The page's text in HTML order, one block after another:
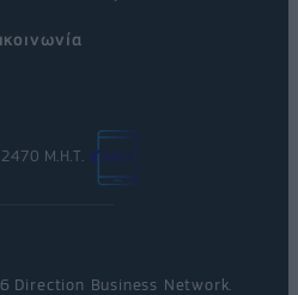
Μ.Η.Τ.
Direction Business Network